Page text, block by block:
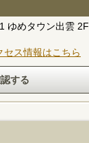
ゆめタウン出雲 2F
ス情報はこちら